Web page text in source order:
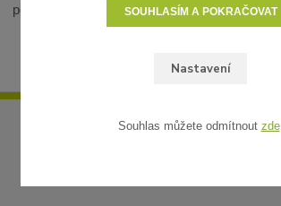
pomůžeme s výběrem.
Nastavení
SOUHLASÍM A POKRAČOVAT
Souhlas můžete odmítnout zde.